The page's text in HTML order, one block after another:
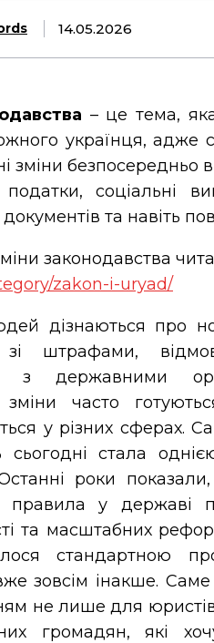
14.05.2026
– це тема,
українця, адже
зміни безпосередньо
податки, соціальні
та навіть
законодавства
zakon-i-uryad/
дізнаються про
зі штрафами,
з державними
зміни часто
у різних сферах.
сьогодні стала
Останні роки
правила у державі
та масштабних
стандартною
зовсім інакше.
не лише для
громадян, які